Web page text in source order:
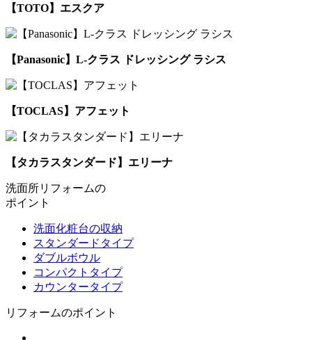
【TOTO】エスクア
【Panasonic】L-クラス ドレッシング ラシス
【TOCLAS】アフェット
【タカラスタンダード】エリーナ
洗面所リフォームの
ポイント
洗面化粧台の収納
スタンダードタイプ
ダブルボウル
コンパクトタイプ
カウンタータイプ
リフォームのポイント